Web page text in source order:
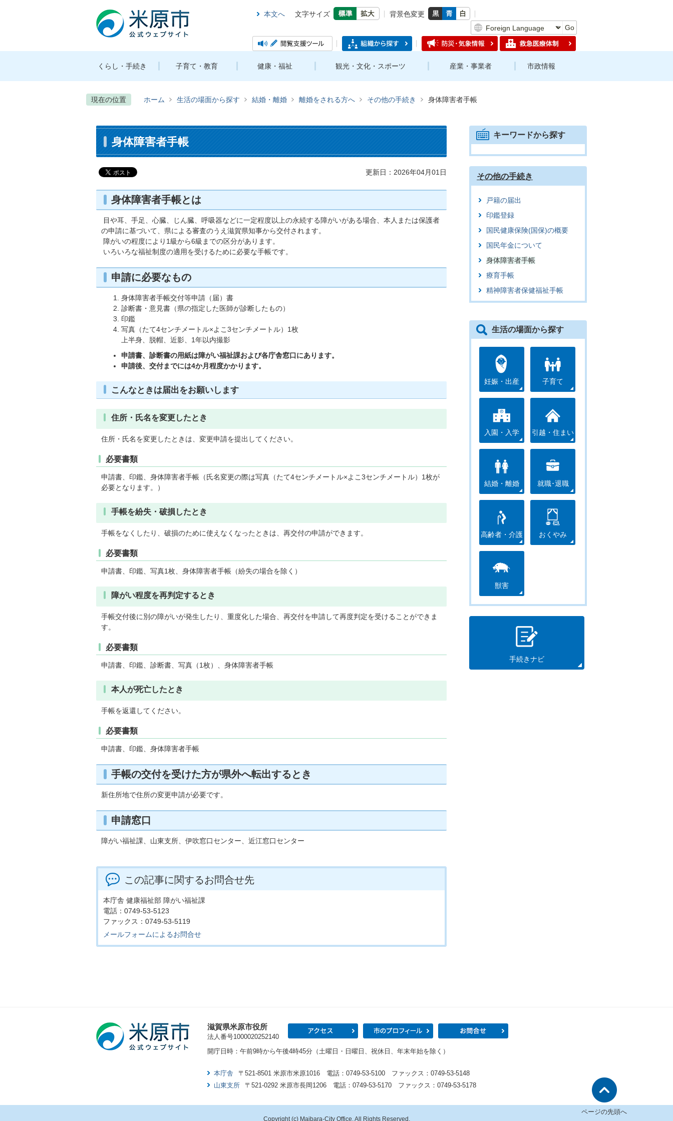
本文へ 文字サイズ
背景色変更
Go
くらし・手続き 子育て・教育 健康・福祉 観光・文化・スポーツ 産業・事業者 市政情報
現在の位置 ホーム 生活の場面から探す 結婚・離婚 離婚をされる方へ その他の手続き 身体障害者手帳
身体障害者手帳
更新日：2026年04月01日
身体障害者手帳とは
目や耳、手足、心臓、じん臓、呼吸器などに一定程度以上の永続する障がいがある場合、本人または保護者
の申請に基づいて、県による審査のうえ滋賀県知事から交付されます。
障がいの程度により1級から6級までの区分があります。
いろいろな福祉制度の適用を受けるために必要な手帳です。
申請に必要なもの
身体障害者手帳交付等申請（届）書
診断書・意見書（県の指定した医師が診断したもの）
印鑑
写真（たて4センチメートル×よこ3センチメートル）1枚
上半身、脱帽、近影、1年以内撮影
申請書、診断書の用紙は障がい福祉課および各庁舎窓口にあります。
申請後、交付までには4か月程度かかります。
こんなときは届出をお願いします
住所・氏名を変更したとき
住所・氏名を変更したときは、変更申請を提出してください。
必要書類
申請書、印鑑、身体障害者手帳（氏名変更の際は写真（たて4センチメートル×よこ3センチメートル）1枚が
必要となります。）
手帳を紛失・破損したとき
手帳をなくしたり、破損のために使えなくなったときは、再交付の申請ができます。
必要書類
申請書、印鑑、写真1枚、身体障害者手帳（紛失の場合を除く）
障がい程度を再判定するとき
手帳交付後に別の障がいが発生したり、重度化した場合、再交付を申請して再度判定を受けることができま
す。
必要書類
申請書、印鑑、診断書、写真（1枚）、身体障害者手帳
本人が死亡したとき
手帳を返還してください。
必要書類
申請書、印鑑、身体障害者手帳
手帳の交付を受けた方が県外へ転出するとき
新住所地で住所の変更申請が必要です。
申請窓口
障がい福祉課、山東支所、伊吹窓口センター、近江窓口センター
この記事に関するお問合せ先
本庁舎 健康福祉部 障がい福祉課
電話：0749-53-5123
ファックス：0749-53-5119
メールフォームによるお問合せ
キーワードから探す
その他の手続き
戸籍の届出
印鑑登録
国民健康保険(国保)の概要
国民年金について
身体障害者手帳
療育手帳
精神障害者保健福祉手帳
生活の場面から探す
妊娠・出産 子育て
入園・入学 引越・住まい
結婚・離婚 就職･退職
高齢者・介護 おくやみ
獣害
手続きナビ
滋賀県米原市役所
法人番号1000020252140
アクセス 市のプロフィール
開庁日時：午前9時から午後4時45分（土曜日・日曜日、祝休日、年末年始を除く）
本庁舎
〒521-8501 米原市米原1016 電話：0749-53-5100 ファックス：0749-53-5148
山東支所
〒521-0292 米原市長岡1206 電話：0749-53-5170 ファックス：0749-53-5178
ページの先頭へ
Copyright (c) Maibara-City Office. All Rights Reserved.